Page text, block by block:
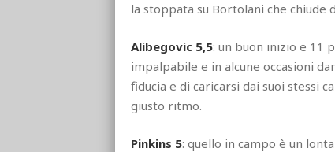
la stoppata su Bortolani che chiude
Alibegovic 5,5: un buon inizio e 11
impalpabile e in alcune occasioni
fiducia e di caricarsi dai suoi stessi
giusto ritmo.
Pinkins 5: quello in campo è un